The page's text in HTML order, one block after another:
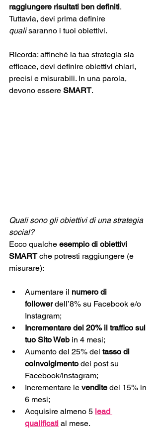
raggiungere risultati ben definiti.
Tuttavia, devi prima definire
quali saranno i tuoi obiettivi.
Ricorda: affinché la tua strategia sia
efficace, devi definire obiettivi chiari,
precisi e misurabili. In una parola,
devono essere SMART.
Quali sono gli obiettivi di una strategia
social?
Ecco qualche esempio di obiettivi
SMART che potresti raggiungere (e
misurare):
Aumentare il numero di
follower dell’8% su Facebook e/o
Instagram;
Incrementare del 20% il traffico sul
tuo Sito Web in 4 mesi;
Aumento del 25% del tasso di
coinvolgimento dei post su
Facebook/Instagram;
Incrementare le vendite del 15% in
6 mesi;
Acquisire almeno 5 lead
qualificati al mese.